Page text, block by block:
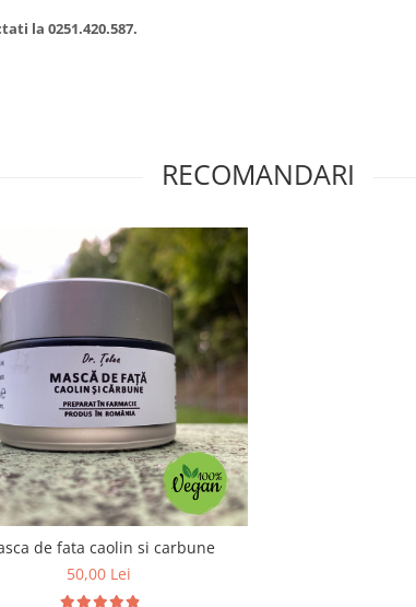
la 0251.420.587.
RECOMANDARI
de fata caolin si carbune
50,00 Lei